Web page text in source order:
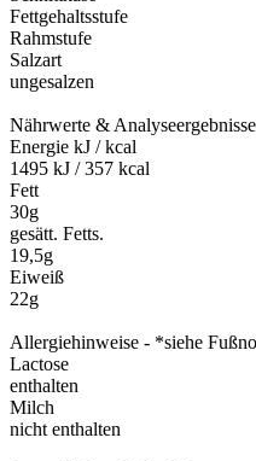
Fettgehaltsstufe
Rahmstufe
Salzart
ungesalzen
Nährwerte &
Energie kJ / kcal
1495 kJ / 357 kcal
Fett
30g
gesätt. Fetts.
19,5g
Eiweiß
22g
Allergiehinweise - *siehe
Lactose
enthalten
Milch
nicht enthalten